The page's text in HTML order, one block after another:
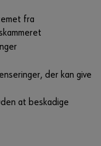
fra
der kan give
at beskadige